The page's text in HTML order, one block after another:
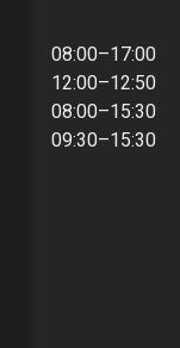
08:00–17:00
12:00–12:50
08:00–15:30
09:30–15:30